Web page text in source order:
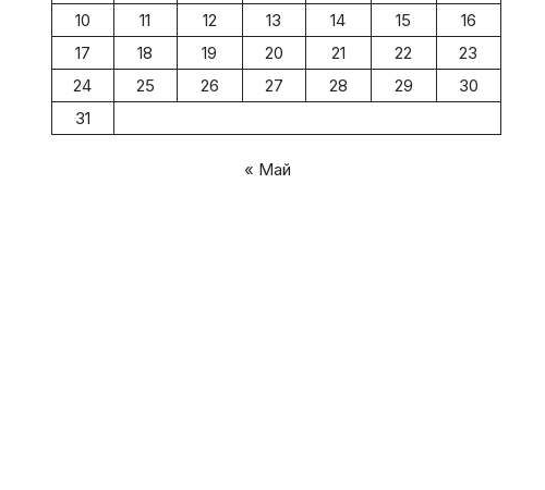
10
11 12 13 14 15
16
17
18 19 20 21 22
23
24
25 26 27 28 29
30
31
« Май